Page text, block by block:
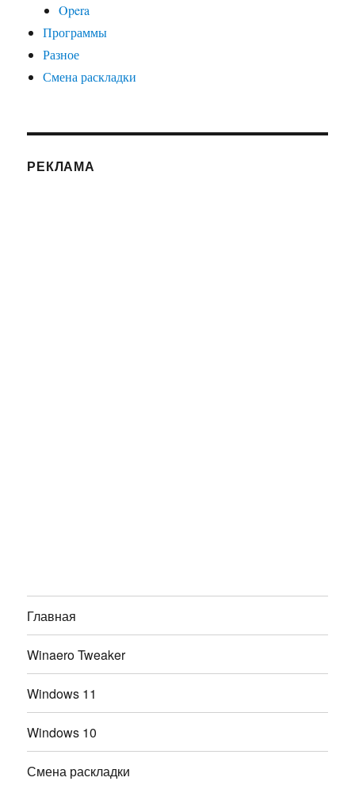
Opera
Программы
Разное
Смена раскладки
РЕКЛАМА
Главная
Winaero Tweaker
Windows 11
Windows 10
Смена раскладки